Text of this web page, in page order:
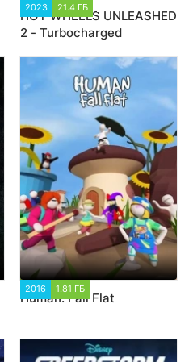
2023 21.4 ГБ
HOT WHEELS UNLEASHED
2 - Turbocharged
2016 1.81 ГБ
Human: Fall Flat